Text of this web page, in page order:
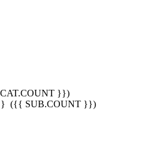
}})
({{ SUB.COUNT }})